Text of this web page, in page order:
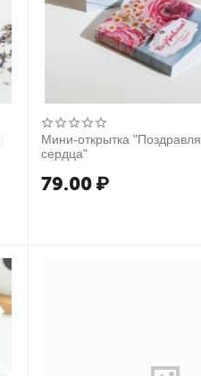
Мини-открытка
сердца"
79.00 ₽